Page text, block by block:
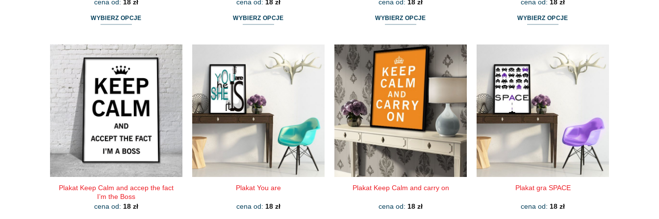
cena od: 18 zł
WYBIERZ OPCJE
ma
wiele
wariantów.
Opcje
wybrać
stronie
produktu
cena od: 18 zł
WYBIERZ OPCJE
wiele
wariantów.
można
wybrać
stronie
produktu
cena od: 18 zł
WYBIERZ OPCJE
ma
wiele
wariantów.
Opcje
można
wybrać
na
stronie
produktu
cena od: 18 zł
WYBIERZ OPCJE
wiele
wariantów.
można
wybrać
stronie
produktu
Plakat Keep Calm and accep the fact
I’m the Boss
cena od: 18 zł
Plakat You are
cena od: 18 zł
Plakat Keep Calm and carry on
cena od: 18 zł
Plakat gra SPACE
cena od: 18 zł